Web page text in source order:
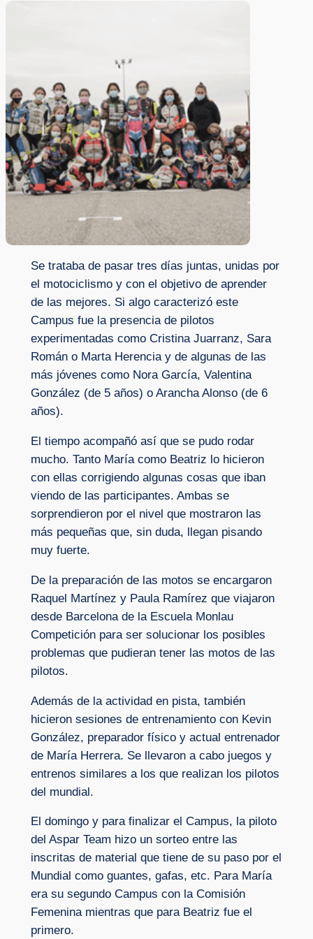
Se trataba de pasar tres días juntas, unidas por
el motociclismo y con el objetivo de aprender
de las mejores. Si algo caracterizó este
Campus fue la presencia de pilotos
experimentadas como Cristina Juarranz, Sara
Román o Marta Herencia y de algunas de las
más jóvenes como Nora García, Valentina
González (de 5 años) o Arancha Alonso (de 6
años).
El tiempo acompañó así que se pudo rodar
mucho. Tanto María como Beatriz lo hicieron
con ellas corrigiendo algunas cosas que iban
viendo de las participantes. Ambas se
sorprendieron por el nivel que mostraron las
más pequeñas que, sin duda, llegan pisando
muy fuerte.
De la preparación de las motos se encargaron
Raquel Martínez y Paula Ramírez que viajaron
desde Barcelona de la Escuela Monlau
Competición para ser solucionar los posibles
problemas que pudieran tener las motos de las
pilotos.
Además de la actividad en pista, también
hicieron sesiones de entrenamiento con Kevin
González, preparador físico y actual entrenador
de María Herrera. Se llevaron a cabo juegos y
entrenos similares a los que realizan los pilotos
del mundial.
El domingo y para finalizar el Campus, la piloto
del Aspar Team hizo un sorteo entre las
inscritas de material que tiene de su paso por el
Mundial como guantes, gafas, etc. Para María
era su segundo Campus con la Comisión
Femenina mientras que para Beatriz fue el
primero.